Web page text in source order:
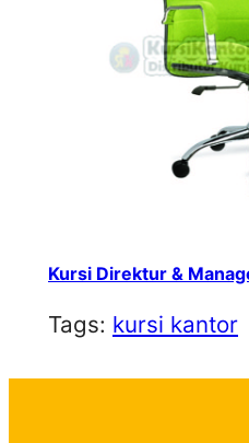
Kursi Direktur &
Tags: kursi kantor